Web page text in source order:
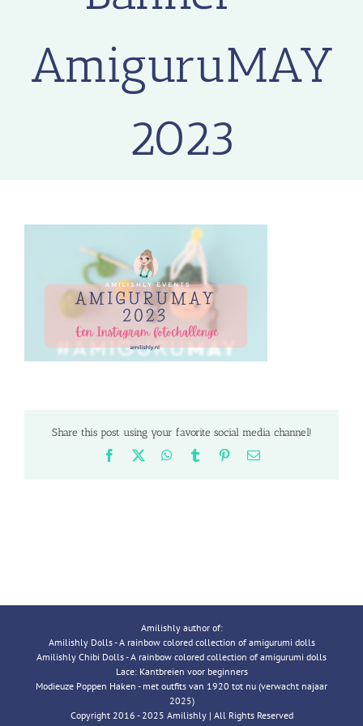
AmiguruMAY
2023
Share this post using your favorite social media channel!
Facebook WhatsApp
Tumblr PinterestEmail
Amilishly author of:
Amilishly Dolls - A rainbow colored collection of amigurumi dolls
Amilishly Chibi Dolls - A rainbow colored collection of amigurumi dolls
Lace: Kantbreien voor beginners
Modieuze Poppen Haken - met outfits van 1920 tot nu (verwacht najaar
2025)
Copyright 2016 - 2025 Amilishly | All Rights Reserved